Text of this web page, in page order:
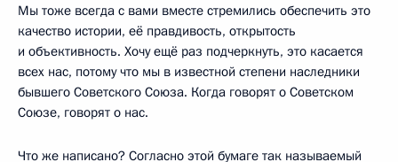
Мы тоже всегда с вами вместе стремились обеспечить это
качество истории, её правдивость, открытость
и объективность. Хочу ещё раз подчеркнуть, это касается
всех нас, потому что мы в известной степени наследники
бывшего Советского Союза. Когда говорят о Советском
Союзе, говорят о нас.
Что же написано? Согласно этой бумаге так называемый